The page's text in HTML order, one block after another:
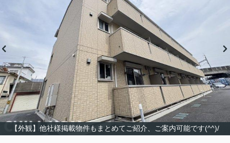
【外観】他社様掲載物件もまとめてご紹介、ご案内可能です(^^)/